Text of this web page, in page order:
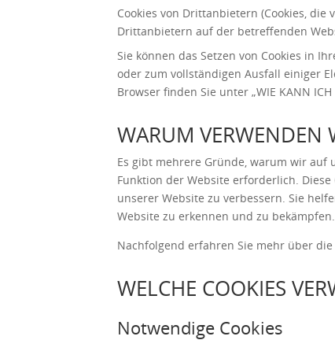
Cookies von Drittanbietern (Cookies,
Drittanbietern auf der betreffenden
Sie können das Setzen von Cookies in
oder zum vollständigen Ausfall einiger
Browser finden Sie unter „WIE KANN ICH
WARUM VERWENDEN
Es gibt mehrere Gründe, warum wir auf
Funktion der Website erforderlich.
unserer Website zu verbessern. Sie
Website zu erkennen und zu
Nachfolgend erfahren Sie mehr über
WELCHE COOKIES
Notwendige Cookies